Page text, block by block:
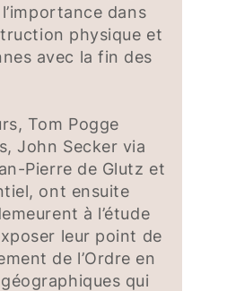
dans
physique et
avec la fin des
Tom Pogge
John Secker via
Pierre de Glutz et
ont ensuite
à l’étude
leur point de
de l’Ordre en
qui